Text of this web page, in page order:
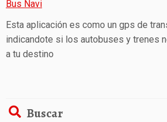
Bus Navi
Esta aplicación es como un gps de
indicandote si los autobuses y trenes
a tu destino
Buscar